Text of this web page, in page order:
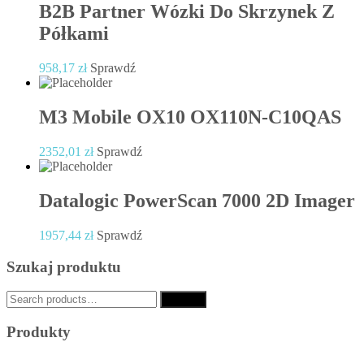
B2B Partner Wózki Do Skrzynek Z
Półkami
958,17 zł Sprawdź
M3 Mobile OX10 OX110N-C10QAS
2352,01 zł Sprawdź
Datalogic PowerScan 7000 2D Imager
1957,44 zł Sprawdź
Szukaj produktu
Search
for:
Produkty